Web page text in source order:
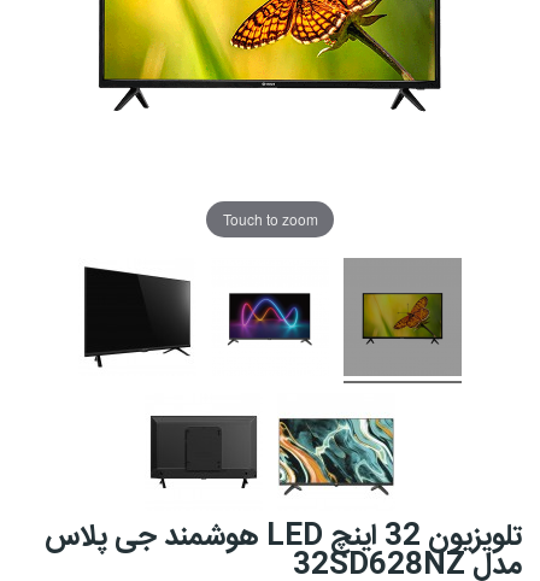
Touch to zoom
تلویزیون 32 اینچ LED هوشمند جی پلاس
مدل 32SD628NZ